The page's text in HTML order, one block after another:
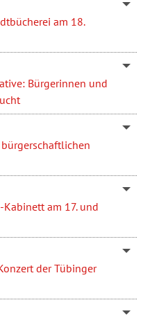
am 18.
Bürgerinnen und
bürgerschaftlichen
am 17. und
der Tübinger